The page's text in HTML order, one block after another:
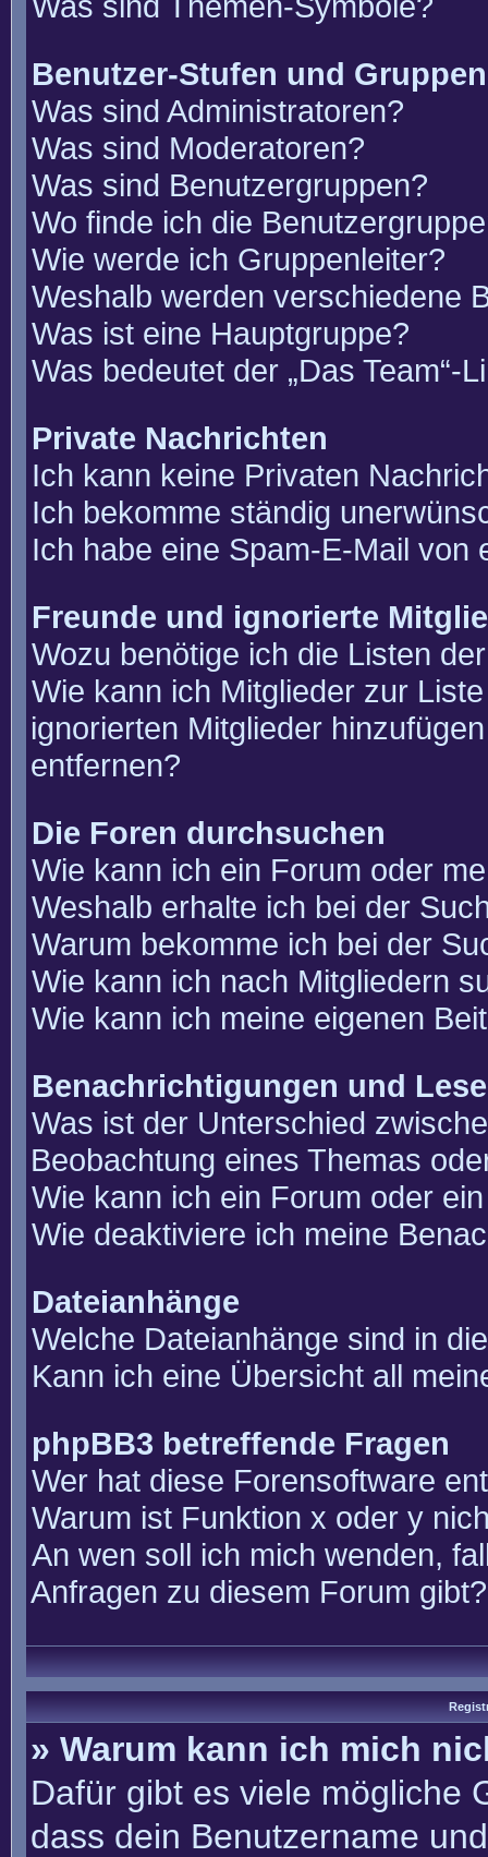
Benutzer-Stufen und Gruppen
Was sind Administratoren?
Was sind Moderatoren?
Was sind Benutzergruppen?
Wo finde ich die
Wie werde ich Gruppenleiter?
Weshalb werden verschiedene
Was ist eine Hauptgruppe?
Was bedeutet der „Das Team“-
Private Nachrichten
Ich kann keine Privaten
Ich bekomme ständig
Ich habe eine Spam-E-Mail von
Freunde und ignorierte
Wozu benötige ich die Listen
Wie kann ich Mitglieder zur
ignorierten Mitglieder
entfernen?
Die Foren durchsuchen
Wie kann ich ein Forum oder
Weshalb erhalte ich bei der
Warum bekomme ich bei der
Wie kann ich nach Mitgliedern
Wie kann ich meine eigenen
Benachrichtigungen und
Was ist der Unterschied
Beobachtung eines Themas
Wie kann ich ein Forum oder
Wie deaktiviere ich meine
Dateianhänge
Welche Dateianhänge sind in
Kann ich eine Übersicht all
phpBB3 betreffende Fragen
Wer hat diese Forensoftware
Warum ist Funktion x oder y
An wen soll ich mich wenden,
Anfragen zu diesem Forum gibt?
» Warum kann ich mich
Dafür gibt es viele mögliche
dass dein Benutzername